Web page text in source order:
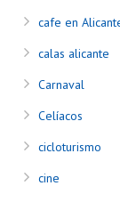
cafe en
calas alicante
Carnaval
Celíacos
cicloturismo
cine